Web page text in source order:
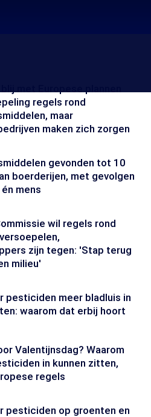
regels rond
maar
maken zich zorgen
gevonden tot 10
boerderijen, met gevolgen
mens
wil regels rond
zijn tegen: 'Stap terug
milieu'
pesticiden meer bladluis in
waarom dat erbij hoort
Valentijnsdag? Waarom
in kunnen zitten,
regels
pesticiden op groenten en